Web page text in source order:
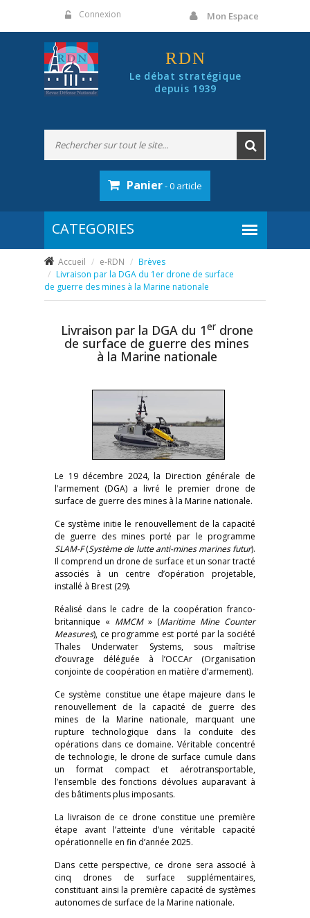
Connexion Mon Espace
RDN
Le débat stratégique
depuis 1939
Panier- 0 article
Accueil e-RDN
Brèves
Livraison par la DGA du 1er drone de surface
de guerre des mines à la Marine nationale
Livraison par la DGA du 1erdrone
de surface de guerre des mines
à la Marine nationale
Le 19 décembre 2024, la Direction générale de
l’armement (DGA) a livré le premier drone de
surface de guerre des mines à la Marine nationale.
Ce système initie le renouvellement de la capacité
de guerre des mines porté par le programme
SLAM-F(Système de lutte anti-mines marines futur).
Il comprend un drone de surface et un sonar tracté
associés à un centre d’opération projetable,
installé à Brest (29).
Réalisé dans le cadre de la coopération franco-
britannique « MMCM» (Maritime Mine Counter
Measures), ce programme est porté par la société
Thales Underwater Systems, sous maîtrise
d’ouvrage déléguée à l’OCCAr (Organisation
conjointe de coopération en matière d’armement).
Ce système constitue une étape majeure dans le
renouvellement de la capacité de guerre des
mines de la Marine nationale, marquant une
rupture technologique dans la conduite des
opérations dans ce domaine. Véritable concentré
de technologie, le drone de surface cumule dans
un format compact et aérotransportable,
l’ensemble des fonctions dévolues auparavant à
des bâtiments plus imposants.
La livraison de ce drone constitue une première
étape avant l’atteinte d’une véritable capacité
opérationnelle en fin d’année 2025.
Dans cette perspective, ce drone sera associé à
cinq drones de surface supplémentaires,
constituant ainsi la première capacité de systèmes
autonomes de surface de la Marine nationale.